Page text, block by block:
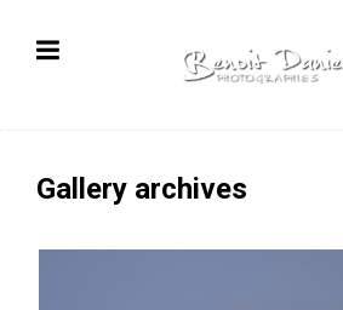
Gallery archives